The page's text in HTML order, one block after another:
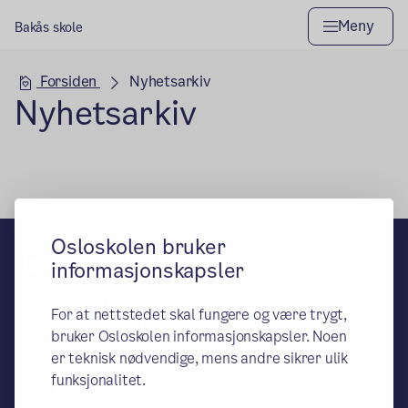
Osloskolen bruker
informasjonskapsler
For at nettstedet skal fungere og være trygt,
bruker Osloskolen informasjonskapsler. Noen
er teknisk nødvendige, mens andre sikrer ulik
funksjonalitet.
Bakås skole Meny
Hovedseksjon
Forsiden Nyhetsarkiv
Nyhetsarkiv
Bakås skole
Besøks- og leveringsadresse:
Dragonstien 23, 1062 Oslo
Postadresse:
Oslo kommune, Utdanningsetaten -